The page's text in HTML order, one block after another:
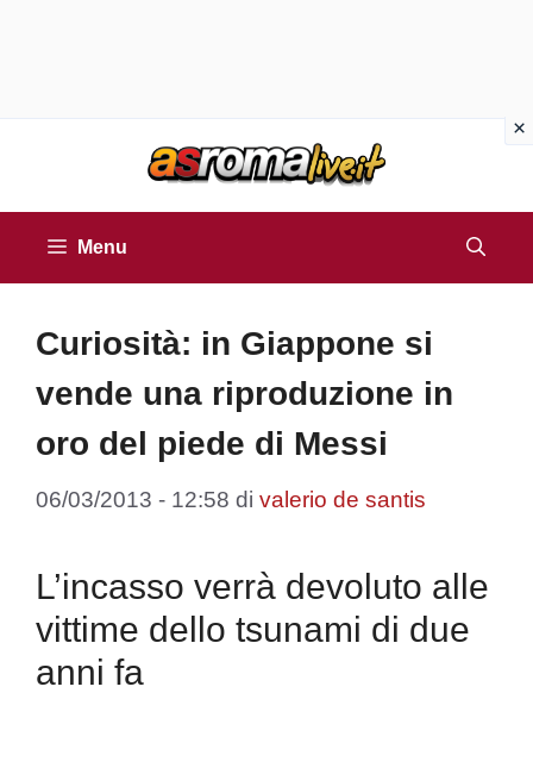
Menu
Curiosità: in Giappone si
vende una riproduzione in
oro del piede di Messi
06/03/2013 - 12:58 di valerio de santis
L’incasso verrà devoluto alle
vittime dello tsunami di due
anni fa